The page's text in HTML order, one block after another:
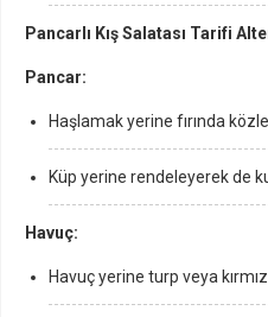
Pancarlı Kış Salatası Tarifi
Pancar:
Haşlamak yerine fırında
Küp yerine rendeleyerek de
Havuç:
Havuç yerine turp veya